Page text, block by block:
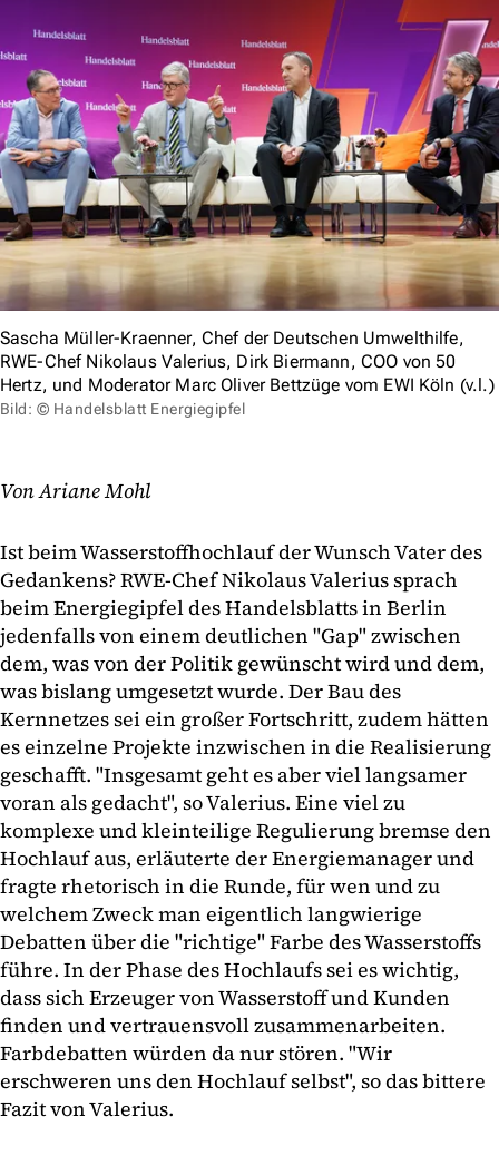
Sascha Müller-Kraenner, Chef der Deutschen Umwelthilfe,
RWE-Chef Nikolaus Valerius, Dirk Biermann, COO von 50
Hertz, und Moderator Marc Oliver Bettzüge vom EWI Köln (v.l.)
Bild: © Handelsblatt Energiegipfel
Von Ariane Mohl
Ist beim Wasserstoffhochlauf der Wunsch Vater des
Gedankens? RWE-Chef Nikolaus Valerius sprach
beim Energiegipfel des Handelsblatts in Berlin
jedenfalls von einem deutlichen "Gap" zwischen
dem, was von der Politik gewünscht wird und dem,
was bislang umgesetzt wurde. Der Bau des
Kernnetzes sei ein großer Fortschritt, zudem hätten
es einzelne Projekte inzwischen in die Realisierung
geschafft. "Insgesamt geht es aber viel langsamer
voran als gedacht", so Valerius. Eine viel zu
komplexe und kleinteilige Regulierung bremse den
Hochlauf aus, erläuterte der Energiemanager und
fragte rhetorisch in die Runde, für wen und zu
welchem Zweck man eigentlich langwierige
Debatten über die "richtige" Farbe des Wasserstoffs
führe. In der Phase des Hochlaufs sei es wichtig,
dass sich Erzeuger von Wasserstoff und Kunden
finden und vertrauensvoll zusammenarbeiten.
Farbdebatten würden da nur stören. "Wir
erschweren uns den Hochlauf selbst", so das bittere
Fazit von Valerius.